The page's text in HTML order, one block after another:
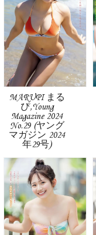
MARUPI まる
ぴ,Young
Magazine 2024
No.29 (ヤング
マガジン 2024
年29号)